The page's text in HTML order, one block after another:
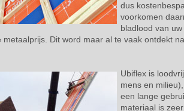
dus
voorkomen
bladlood van
metaalprijs. Dit word maar al te vaak ontdekt
Ubiflex is
mens en
een lange
materiaal is